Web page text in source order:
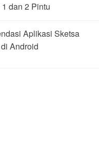
dan 2 Pintu
Aplikasi Sketsa
Android